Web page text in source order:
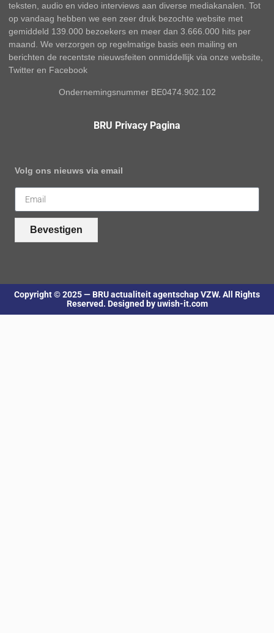
teksten, audio en video interviews aan diverse mediakanalen. Tot
op vandaag hebben we een zeer druk bezochte website met
gemiddeld 139.000 bezoekers en meer dan 3.666.000 hits per
maand. We verzorgen op regelmatige basis een mailing en
berichten de recentste nieuwsfeiten onmiddellijk via onze website,
Twitter en Facebook
Ondernemingsnummer BE0474.902.102
BRU Privacy Pagina
Volg ons nieuws via email
Bevestigen
Copyright © 2025 — BRU actualiteit agentschap VZW. All Rights
Reserved. Designed by uwish-it.com